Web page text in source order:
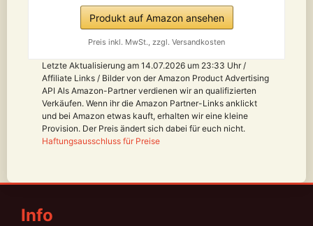
Produkt auf Amazon ansehen
Preis inkl. MwSt., zzgl. Versandkosten
Letzte Aktualisierung am 14.07.2026 um 23:33 Uhr /
Affiliate Links / Bilder von der Amazon Product Advertising
API Als Amazon-Partner verdienen wir an qualifizierten
Verkäufen. Wenn ihr die Amazon Partner-Links anklickt
und bei Amazon etwas kauft, erhalten wir eine kleine
Provision. Der Preis ändert sich dabei für euch nicht.
Haftungsausschluss für Preise
Info